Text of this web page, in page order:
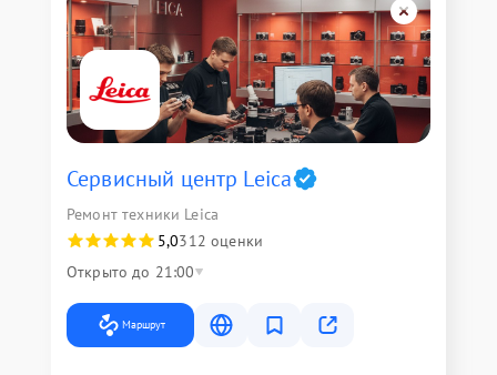
Сервисный центр Leica
Ремонт техники Leica
5,0312 оценки
Открыто до 21:00
Маршрут